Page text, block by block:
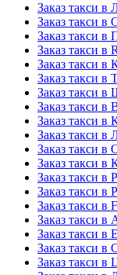
Заказ такси в
Заказ такси в
Заказ такси в
Заказ такси в
Заказ такси
Заказ такси в
Заказ такси в
Заказ такси в
Заказ такси в
Заказ такси в
Заказ такси
Заказ такси в
Заказ такси в
Заказ такси в
Заказ такси в
Заказ такси в
Заказ такси
Заказ такси в
Заказ такси в